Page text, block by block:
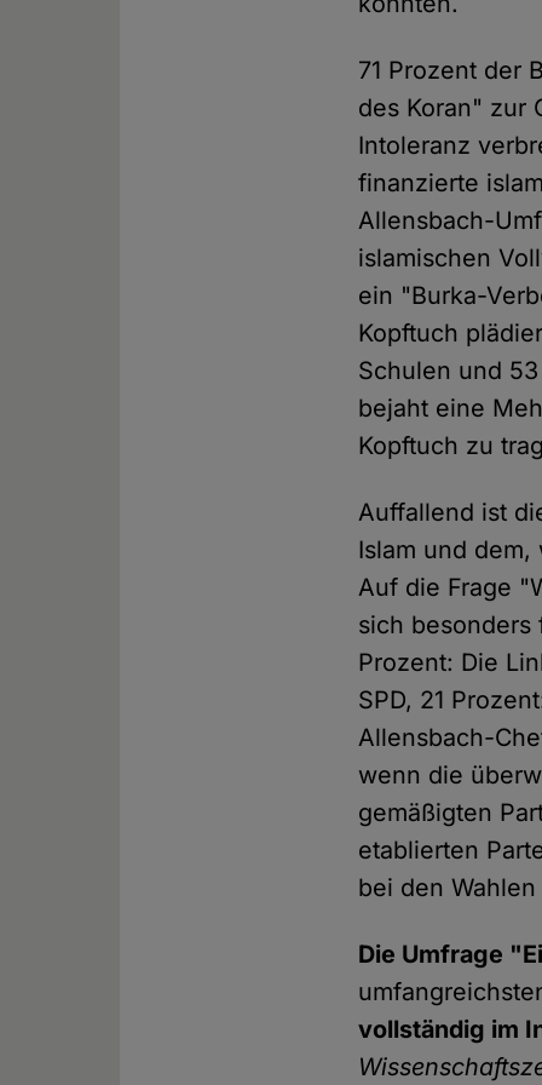
71 Prozent der
des Koran" zur
Intoleranz
finanzierte
Allensbach-
islamischen
ein "Burka-
Kopftuch
Schulen und
bejaht eine
Kopftuch zu
Auffallend ist
Islam und
Auf die Frage
sich besonders
Prozent: Die
SPD, 21
Allensbach-
wenn die
gemäßigten
etablierten
bei den
Die Umfrage
vollständig im